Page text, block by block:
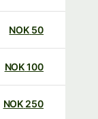
50
NOK
100
NOK
250
NOK